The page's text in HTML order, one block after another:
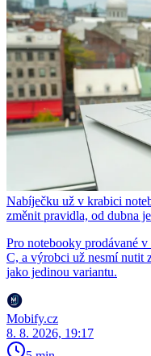
Nabíječku už v krabici
změnit pravidla, od dubna
Pro notebooky prodávané
C, a výrobci už nesmí nutit
jako jedinou variantu.
Mobify.cz
8. 8. 2026, 19:17